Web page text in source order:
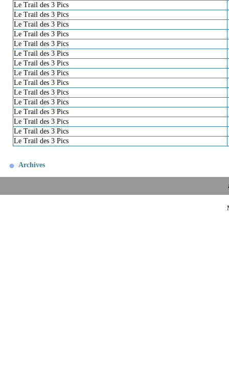
Le Trail des 3 Pics
Le Trail des 3 Pics
Le Trail des 3 Pics
Le Trail des 3 Pics
Le Trail des 3 Pics
Le Trail des 3 Pics
Le Trail des 3 Pics
Le Trail des 3 Pics
Le Trail des 3 Pics
Le Trail des 3 Pics
Le Trail des 3 Pics
Le Trail des 3 Pics
Le Trail des 3 Pics
Le Trail des 3 Pics
Le Trail des 3 Pics
Archives